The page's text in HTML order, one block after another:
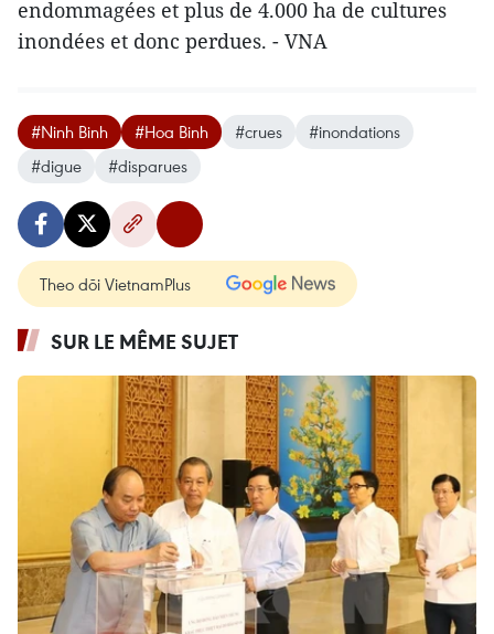
endommagées et plus de 4.000 ha de cultures
inondées et donc perdues. - VNA
#Ninh Binh #Hoa Binh #crues
#inondations
#digue
#disparues
Theo dõi VietnamPlus
SUR LE MÊME SUJET